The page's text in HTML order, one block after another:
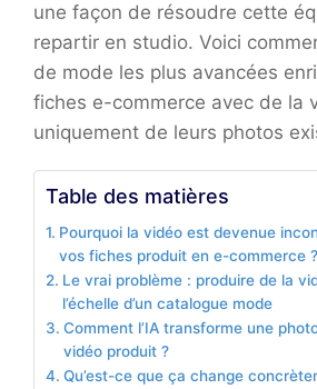
une façon de résoudre cette
repartir en studio. Voici
de mode les plus avancées
fiches e-commerce avec de la
uniquement de leurs photos
Table des matières
Pourquoi la vidéo est devenue
vos fiches produit en e-commerce ?
Le vrai problème : produire de la
l’échelle d’un catalogue mode
Comment l’IA transforme une
vidéo produit ?
Qu’est-ce que ça change